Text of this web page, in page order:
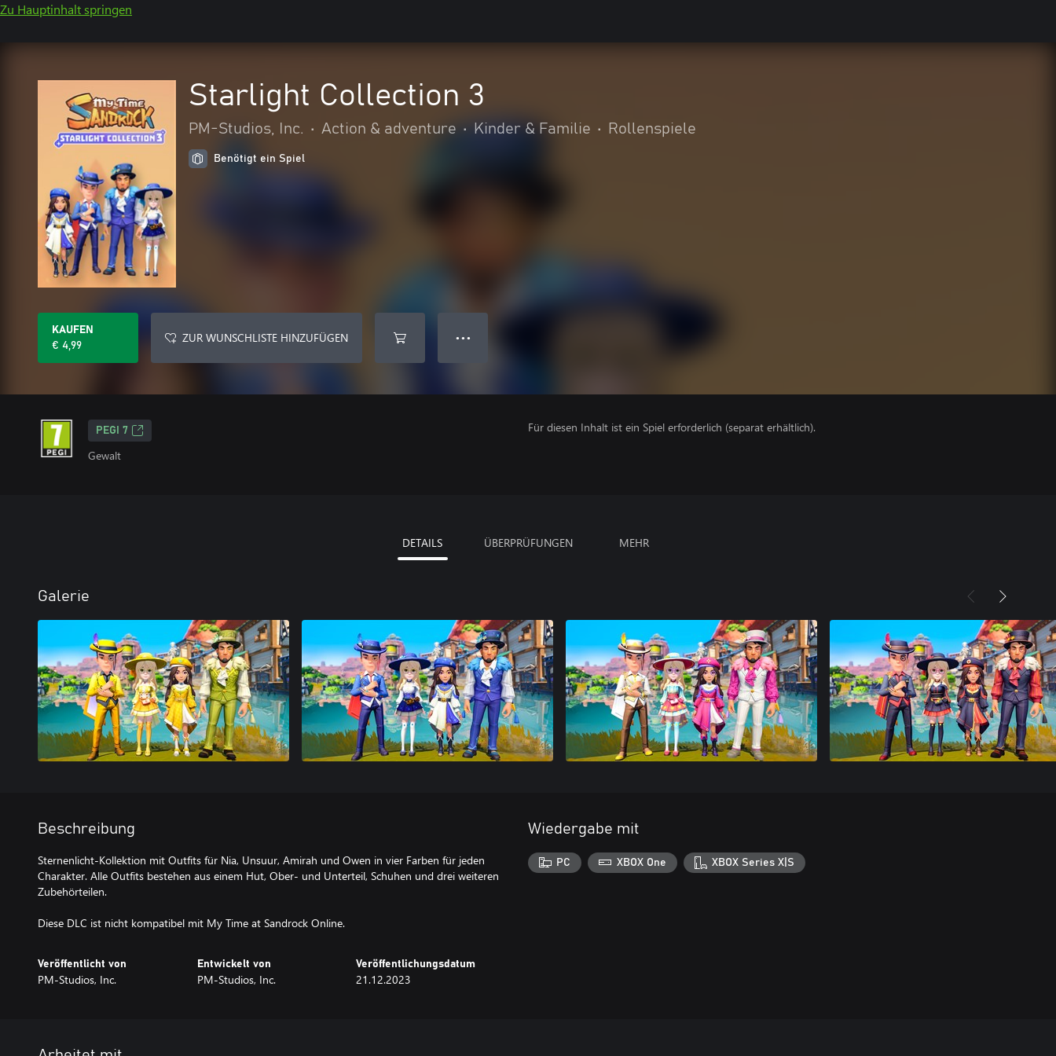
Zu Hauptinhalt springen
Starlight Collection 3
PM-Studios, Inc. • Action & adventure • Kinder & Familie • Rollenspiele
Benötigt ein Spiel
KAUFEN
€ 4,99
ZUR WUNSCHLISTE HINZUFÜGEN ● ● ●
PEGI 7
Gewalt
Für diesen Inhalt ist ein Spiel erforderlich (separat erhältlich).
DETAILS ÜBERPRÜFUNGEN MEHR
Galerie
Beschreibung
Sternenlicht-Kollektion mit Outfits für Nia, Unsuur, Amirah und Owen in vier Farben für jeden
Charakter. Alle Outfits bestehen aus einem Hut, Ober- und Unterteil, Schuhen und drei weiteren
Zubehörteilen.
Diese DLC ist nicht kompatibel mit My Time at Sandrock Online.
Veröffentlicht von
PM-Studios, Inc.
Entwickelt von
PM-Studios, Inc.
Veröffentlichungsdatum
21.12.2023
Wiedergabe mit
PC XBOX One XBOX Series X|S